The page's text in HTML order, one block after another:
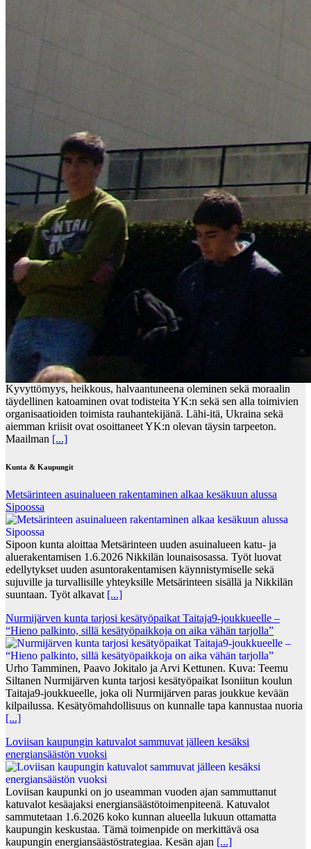
Kyvyttömyys, heikkous, halvaantuneena oleminen sekä moraalin
täydellinen katoaminen ovat todisteita YK:n sekä sen alla toimivien
organisaatioiden toimista rauhantekijänä. Lähi-itä, Ukraina sekä
aiemman kriisit ovat osoittaneet YK:n olevan täysin tarpeeton.
Maailman [...]
Kunta & Kaupungit
Metsärinteen asuinalueen rakentaminen alkaa kesäkuun alussa
Sipoossa
Sipoon kunta aloittaa Metsärinteen uuden asuinalueen katu- ja
aluerakentamisen 1.6.2026 Nikkilän lounaisosassa. Työt luovat
edellytykset uuden asuntorakentamisen käynnistymiselle sekä
sujuville ja turvallisille yhteyksille Metsärinteen sisällä ja Nikkilän
suuntaan. Työt alkavat [...]
Nurmijärven kunta tarjosi kesätyöpaikat Taitaja9-joukkueelle –
“Hieno palkinto, sillä kesätyöpaikkoja on aika vähän tarjolla”
Urho Tamminen, Paavo Jokitalo ja Arvi Kettunen. Kuva: Teemu
Siltanen Nurmijärven kunta tarjosi kesätyöpaikat Isoniitun koulun
Taitaja9-joukkueelle, joka oli Nurmijärven paras joukkue kevään
kilpailussa. Kesätyömahdollisuus on kunnalle tapa kannustaa nuoria
[...]
Loviisan kaupungin katuvalot sammuvat jälleen kesäksi
energiansäästön vuoksi
Loviisan kaupunki on jo useamman vuoden ajan sammuttanut
katuvalot kesäajaksi energiansäästötoimenpiteenä. Katuvalot
sammutetaan 1.6.2026 koko kunnan alueella lukuun ottamatta
kaupungin keskustaa. Tämä toimenpide on merkittävä osa
kaupungin energiansäästöstrategiaa. Kesän ajan [...]